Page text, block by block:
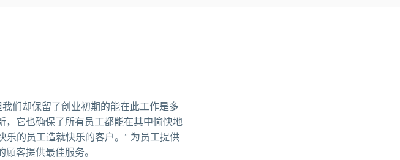
们却保留了创业初期的能在此工作是多
它也确保了所有员工都能在其中愉快地
乐的员工造就快乐的客户。” 为员工提供
客提供最佳服务。